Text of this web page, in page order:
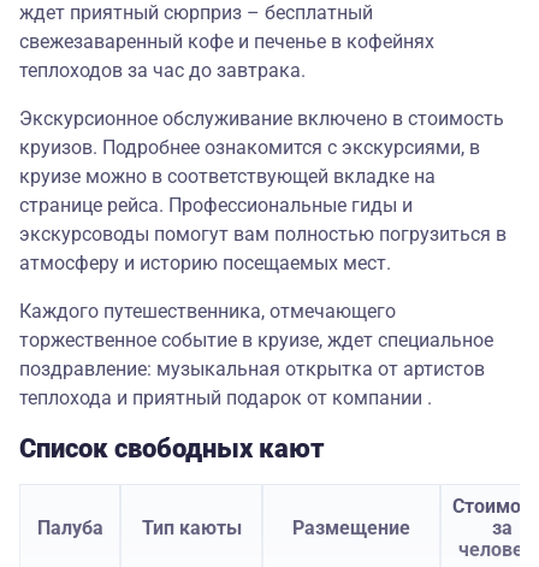
ждет приятный сюрприз – бесплатный
свежезаваренный кофе и печенье в кофейнях
теплоходов за час до завтрака.
Экскурсионное обслуживание включено в стоимость
круизов. Подробнее ознакомится с экскурсиями, в
круизе можно в соответствующей вкладке на
странице рейса. Профессиональные гиды и
экскурсоводы помогут вам полностью погрузиться в
атмосферу и историю посещаемых мест.
Каждого путешественника, отмечающего
торжественное событие в круизе, ждет специальное
поздравление: музыкальная открытка от артистов
теплохода и приятный подарок от компании .
Список свободных кают
Палуба Тип каюты Размещение
за